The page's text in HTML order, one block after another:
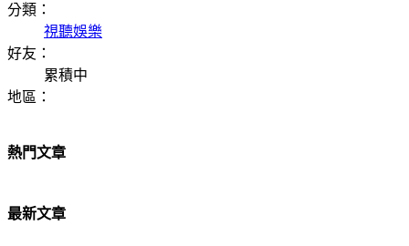
分類：
視聽娛樂
好友：
累積中
地區：
熱門文章
最新文章